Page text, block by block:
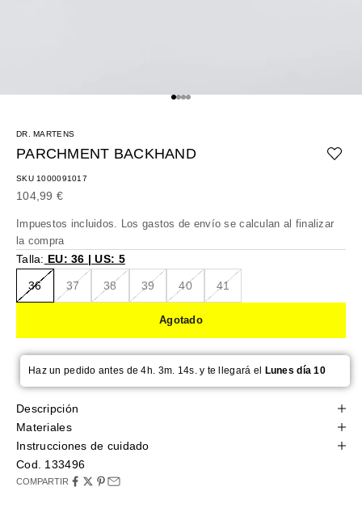
Ir al artículo 1
Ir al artículo 2
Ir al artículo 3
Ir al artículo 4
DR. MARTENS
PARCHMENT BACKHAND
SKU 1000091017
Precio de oferta
104,99 €
Impuestos incluidos. Los gastos de envío se calculan al finalizar
la compra
Talla: EU: 36 | US: 5
36 37 38 39 40 41
Agotado
Haz un pedido antes de 4h. 3m. 13s. y te llegará el Lunes día 10
Descripción
Materiales
Instrucciones de cuidado
Cod. 133496
COMPARTIR